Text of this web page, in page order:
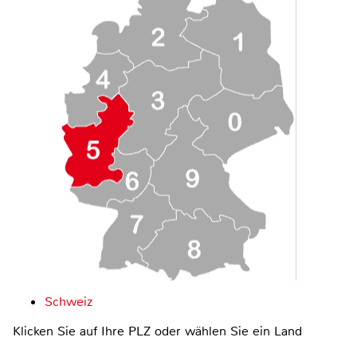
Schweiz
Klicken Sie auf Ihre PLZ oder wählen Sie ein Land